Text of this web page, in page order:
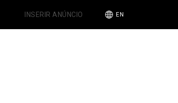
INSERIR ANÚNCIO EN